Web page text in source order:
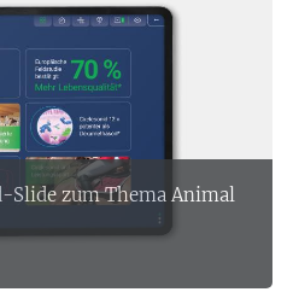
Slide zum Thema Animal